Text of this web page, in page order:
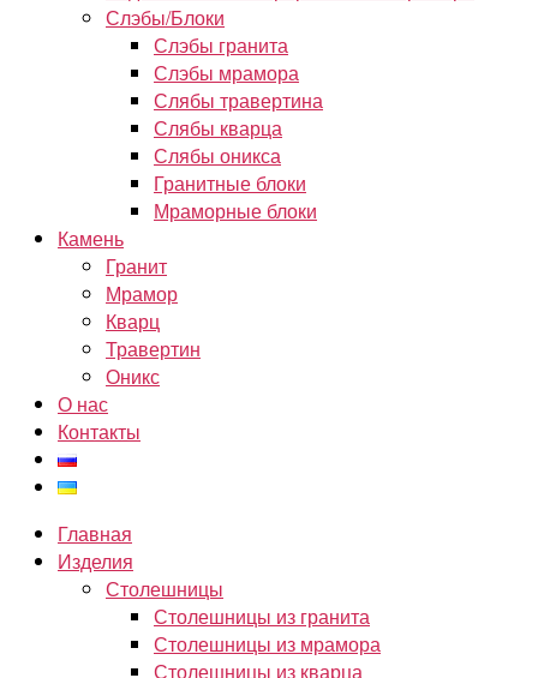
Слэбы/Блоки
Слэбы гранита
Слэбы мрамора
Слябы травертина
Слябы кварца
Слябы оникса
Гранитные блоки
Мраморные блоки
Камень
Гранит
Мрамор
Кварц
Травертин
Оникс
О нас
Контакты
Главная
Изделия
Столешницы
Столешницы из гранита
Столешницы из мрамора
Столешницы из кварца